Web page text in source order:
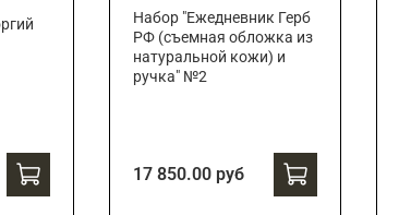
Набор "Ежедневник Герб
РФ (съемная обложка из
натуральной кожи) и
ручка" №2
17 850.00 руб